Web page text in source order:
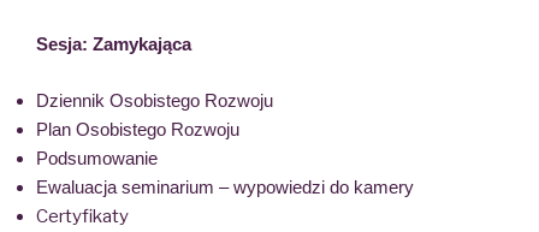
Sesja: Zamykająca
Dziennik Osobistego Rozwoju
Plan Osobistego Rozwoju
Podsumowanie
Ewaluacja seminarium – wypowiedzi do kamery
Certyfikaty